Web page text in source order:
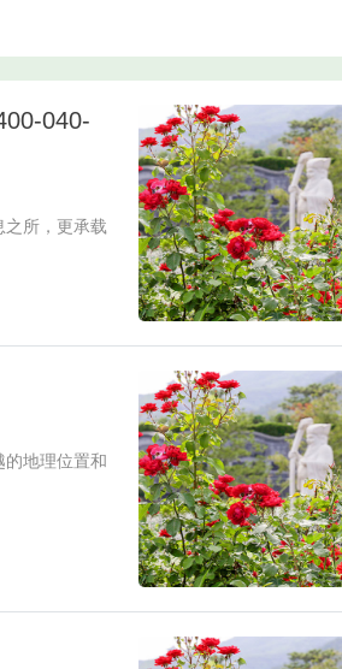
040-
所，更承载
地理位置和